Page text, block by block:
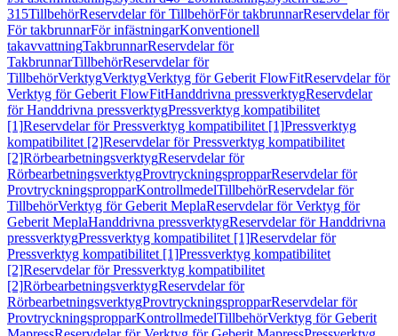
315TillbehörReservdelar för TillbehörFör takbrunnarReservdelar för
För takbrunnarFör infästningarKonventionell
takavvattningTakbrunnarReservdelar för
TakbrunnarTillbehörReservdelar för
TillbehörVerktygVerktygVerktyg för Geberit FlowFitReservdelar för
Verktyg för Geberit FlowFitHanddrivna pressverktygReservdelar
för Handdrivna pressverktygPressverktyg kompatibilitet
[1]Reservdelar för Pressverktyg kompatibilitet [1]Pressverktyg
kompatibilitet [2]Reservdelar för Pressverktyg kompatibilitet
[2]RörbearbetningsverktygReservdelar för
RörbearbetningsverktygProvtryckningspropparReservdelar för
ProvtryckningspropparKontrollmedelTillbehörReservdelar för
TillbehörVerktyg för Geberit MeplaReservdelar för Verktyg för
Geberit MeplaHanddrivna pressverktygReservdelar för Handdrivna
pressverktygPressverktyg kompatibilitet [1]Reservdelar för
Pressverktyg kompatibilitet [1]Pressverktyg kompatibilitet
[2]Reservdelar för Pressverktyg kompatibilitet
[2]RörbearbetningsverktygReservdelar för
RörbearbetningsverktygProvtryckningspropparReservdelar för
ProvtryckningspropparKontrollmedelTillbehörVerktyg för Geberit